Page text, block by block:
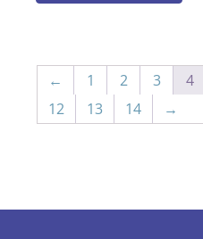
← 1 2 3 4
12
13 14 →